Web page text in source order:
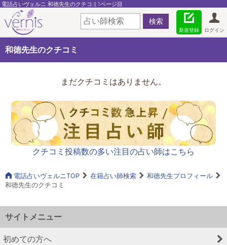
電話占いヴェルニ 和徳先生のクチコミ1ページ目
ログイン
新規登録
和徳先生のクチコミ
まだクチコミはありません。
クチコミ投稿数の多い注目の占い師はこちら
電話占いヴェルニTOP 在籍占い師検索
和徳先生プロフィール
和徳先生のクチコミ
サイトメニュー
初めての方へ